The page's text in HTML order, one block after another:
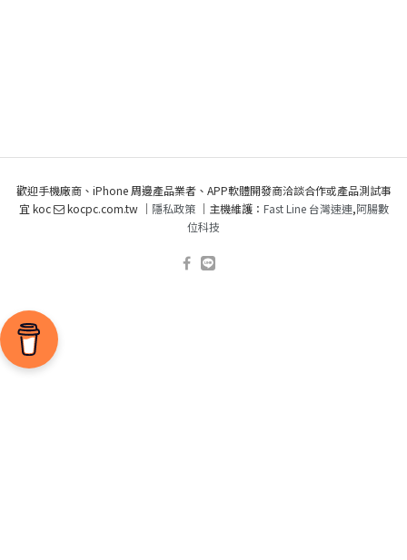
歡迎手機廠商、iPhone 周邊產品業者、APP軟體開發商洽談合作或產品測試事
宜 koc
kocpc.com.tw ｜ 隱私政策｜主機維護： Fast Line 台灣速連,阿腸數
位科技